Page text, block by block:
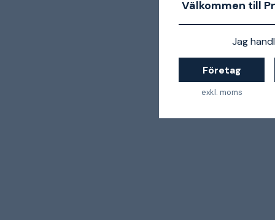
Välkommen till
Jag
Företag
exkl. moms